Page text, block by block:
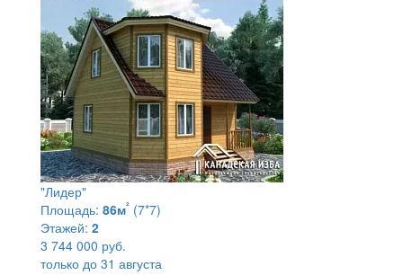
"Лидер"
Площадь: 86м² (7*7)
Этажей: 2
3 744 000 руб.
только до 31 августа